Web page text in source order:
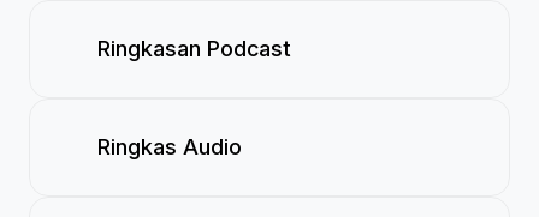
Ringkasan Podcast
Ringkas Audio